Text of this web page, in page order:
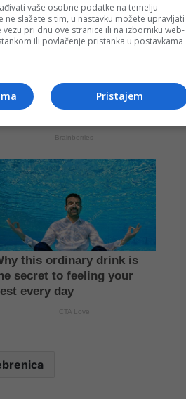
vaše osobne podatke na temelju
ne slažete s tim, u nastavku možete upravljati
pri dnu ove stranice ili na izborniku web-
ili povlačenje pristanka u postavkama
Pristajem